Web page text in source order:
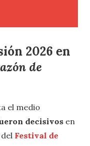
2026 en
de
el medio
decisivos en
Festival de